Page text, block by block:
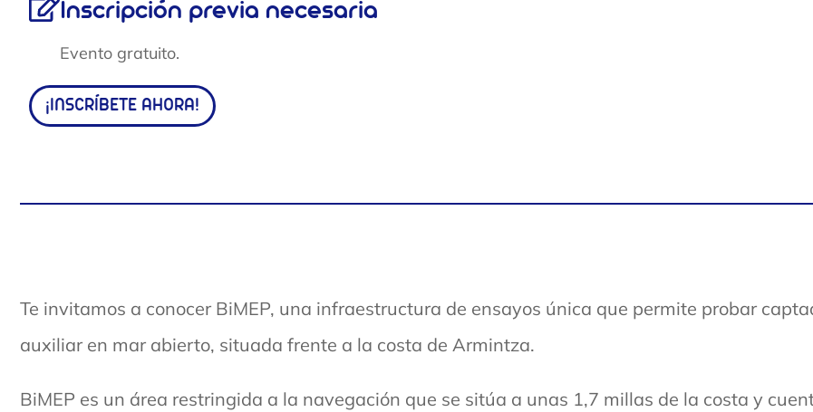
Inscripción previa necesaria
Evento gratuito.
¡INSCRÍBETE AHORA!
Te invitamos a conocer BiMEP, una infraestructura de ensayos única que permite probar
auxiliar en mar abierto, situada frente a la costa de Armintza.
BiMEP es un área restringida a la navegación que se sitúa a unas 1,7 millas de la costa y